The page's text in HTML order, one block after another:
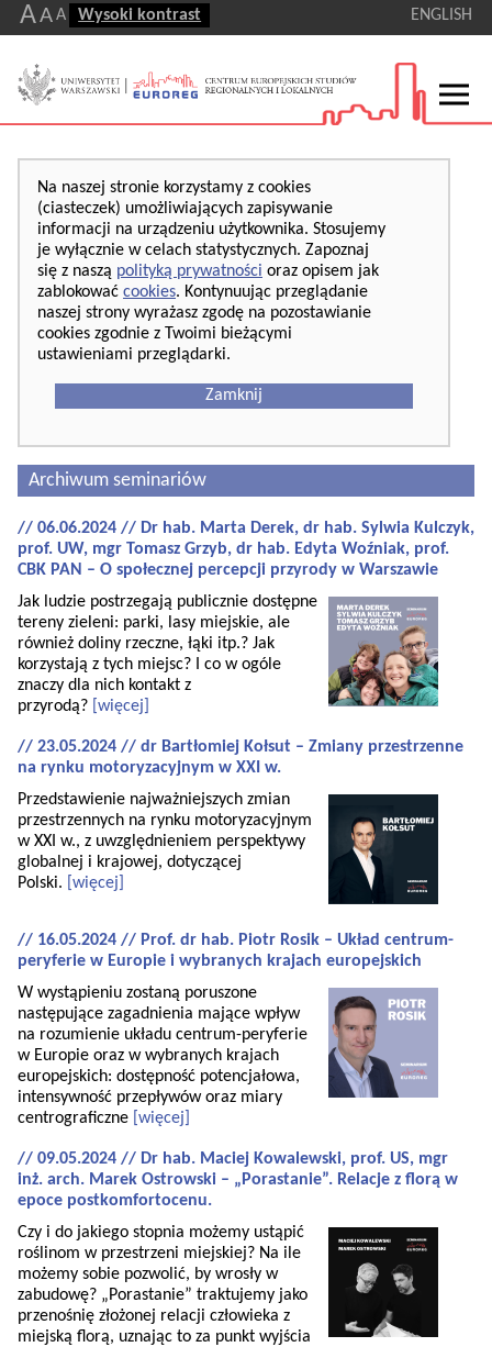
AA A Wysoki kontrast ENGLISH
Na naszej stronie korzystamy z cookies
(ciasteczek) umożliwiających zapisywanie
informacji na urządzeniu użytkownika. Stosujemy
je wyłącznie w celach statystycznych. Zapoznaj
się z naszą polityką prywatności oraz opisem jak
zablokować cookies. Kontynuując przeglądanie
naszej strony wyrażasz zgodę na pozostawianie
cookies zgodnie z Twoimi bieżącymi
ustawieniami przeglądarki.
Zamknij
Archiwum seminariów
// 06.06.2024 // Dr hab. Marta Derek, dr hab. Sylwia Kulczyk,
prof. UW, mgr Tomasz Grzyb, dr hab. Edyta Woźniak, prof.
CBK PAN – O społecznej percepcji przyrody w Warszawie
Jak ludzie postrzegają publicznie dostępne
tereny zieleni: parki, lasy miejskie, ale
również doliny rzeczne, łąki itp.? Jak
korzystają z tych miejsc? I co w ogóle
znaczy dla nich kontakt z
przyrodą? [więcej]
// 23.05.2024 // dr Bartłomiej Kołsut – Zmiany przestrzenne
na rynku motoryzacyjnym w XXI w.
Przedstawienie najważniejszych zmian
przestrzennych na rynku motoryzacyjnym
w XXI w., z uwzględnieniem perspektywy
globalnej i krajowej, dotyczącej
Polski.
[więcej]
// 16.05.2024 // Prof. dr hab. Piotr Rosik – Układ centrum-
peryferie w Europie i wybranych krajach europejskich
W wystąpieniu zostaną poruszone
następujące zagadnienia mające wpływ
na rozumienie układu centrum-peryferie
w Europie oraz w wybranych krajach
europejskich: dostępność potencjałowa,
intensywność przepływów oraz miary
centrograficzne [więcej]
// 09.05.2024 // Dr hab. Maciej Kowalewski, prof. US, mgr
inż. arch. Marek Ostrowski – „Porastanie”. Relacje z florą w
epoce postkomfortocenu.
Czy i do jakiego stopnia możemy ustąpić
roślinom w przestrzeni miejskiej? Na ile
możemy sobie pozwolić, by wrosły w
zabudowę? „Porastanie” traktujemy jako
przenośnię złożonej relacji człowieka z
miejską florą, uznając to za punkt wyjścia